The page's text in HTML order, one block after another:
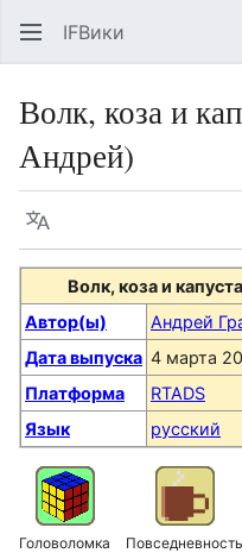
IFВики
Волк, коза и
Андрей)
Язык
Волк, коза и капуста
Автор(ы)
Андрей
Дата выпуска 4 марта
Платформа
RTADS
Язык
русский
Головоломка Повседневность